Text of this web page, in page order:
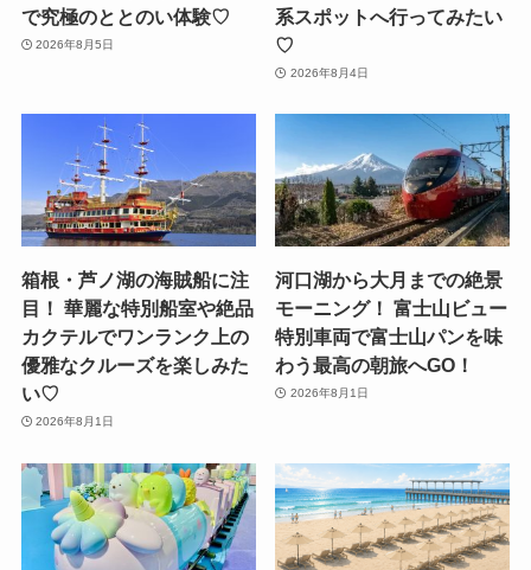
で究極のととのい体験♡
2026年8月5日
系スポットへ行ってみたい
♡
2026年8月4日
箱根・芦ノ湖の海賊船に注
目！ 華麗な特別船室や絶品
カクテルでワンランク上の
優雅なクルーズを楽しみた
い♡
2026年8月1日
河口湖から大月までの絶景
モーニング！ 富士山ビュー
特別車両で富士山パンを味
わう最高の朝旅へGO！
2026年8月1日